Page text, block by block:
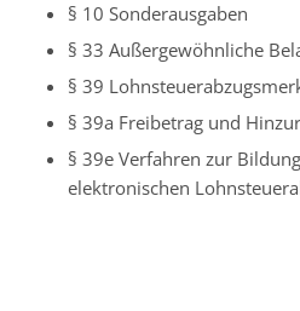
§ 10 Sonderausgaben
§ 33 Außergewöhnliche
§ 39
§ 39a Freibetrag und
§ 39e Verfahren zur
elektronischen